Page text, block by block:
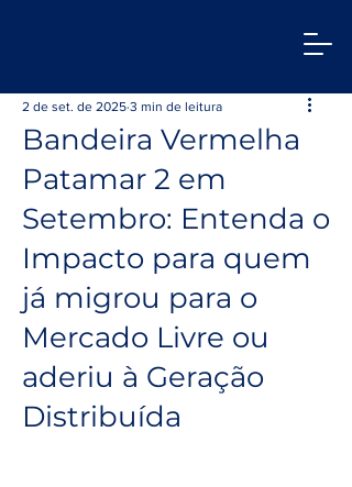
Bandeira Vermelha
Patamar 2 em
Setembro: Entenda o
Impacto para quem
já migrou para o
Mercado Livre ou
aderiu à Geração
Distribuída
2 de set. de 2025 3 min de leitura